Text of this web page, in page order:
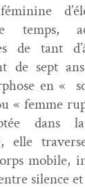
temps,
de tant
de sept
en «
« femme
dans
elle
mobile,
silence